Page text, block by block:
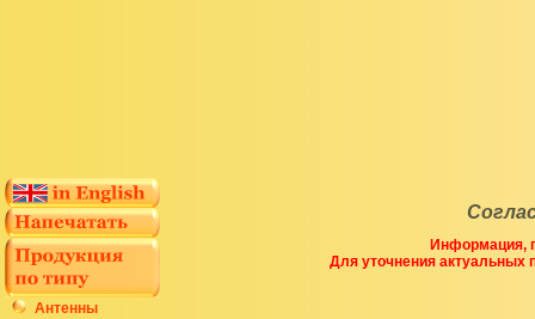
Антенны
Информация,
Для уточнения актуальных